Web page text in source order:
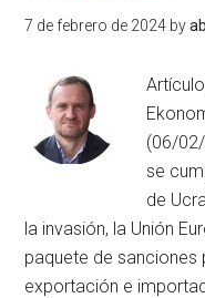
7 de febrero de 2024 by
(06/
se
de
la invasión, la Unión
paquete de sanciones
exportación e